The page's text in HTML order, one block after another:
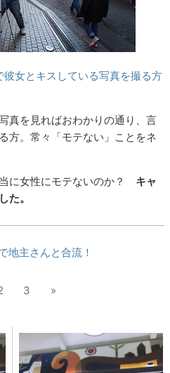
女とキスしている写真を撮る方
真を見ればおわかりの通り、言
方。常々「モテない」ことをネ
に女性にモテないのか？ キャ
た。
地主さんと合流！
3 »